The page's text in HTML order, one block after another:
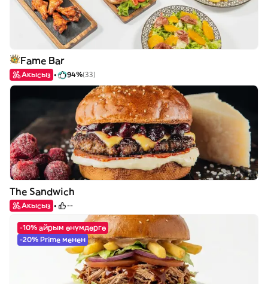
Fame Bar
Акысыз 94%(33)
The Sandwich
Акысыз --
-10% айрым өнүмдөргө
-20% Prime менен